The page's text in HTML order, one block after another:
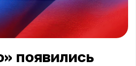
появились